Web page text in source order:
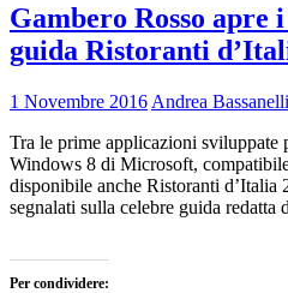
Gambero Rosso apre
guida Ristoranti
1 Novembre 2016 Andrea Bassanelli
Tra le prime applicazioni sviluppate
Windows 8 di Microsoft,
disponibile anche Ristoranti d’Italia
segnalati sulla celebre guida redatta
Per condividere: